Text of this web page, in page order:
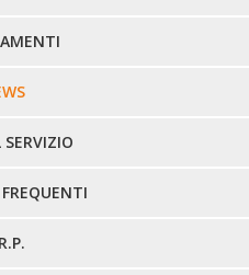
IN BIELLA
VERCELLI
SERVIZIO